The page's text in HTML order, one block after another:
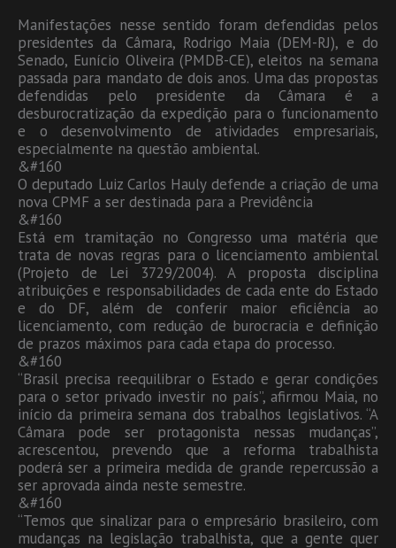
Manifestações nesse sentido foram defendidas pelos
presidentes da Câmara, Rodrigo Maia (DEM-RJ), e do
Senado, Eunício Oliveira (PMDB-CE), eleitos na semana
passada para mandato de dois anos. Uma das propostas
defendidas pelo presidente da Câmara é a
desburocratização da expedição para o funcionamento
e o desenvolvimento de atividades empresariais,
especialmente na questão ambiental.
&#160
O deputado Luiz Carlos Hauly defende a criação de uma
nova CPMF a ser destinada para a Previdência
&#160
Está em tramitação no Congresso uma matéria que
trata de novas regras para o licenciamento ambiental
(Projeto de Lei 3729/2004). A proposta disciplina
atribuições e responsabilidades de cada ente do Estado
e do DF, além de conferir maior eficiência ao
licenciamento, com redução de burocracia e definição
de prazos máximos para cada etapa do processo.
&#160
“Brasil precisa reequilibrar o Estado e gerar condições
para o setor privado investir no país”, afirmou Maia, no
início da primeira semana dos trabalhos legislativos. “A
Câmara pode ser protagonista nessas mudanças”,
acrescentou, prevendo que a reforma trabalhista
poderá ser a primeira medida de grande repercussão a
ser aprovada ainda neste semestre.
&#160
“Temos que sinalizar para o empresário brasileiro, com
mudanças na legislação trabalhista, que a gente quer